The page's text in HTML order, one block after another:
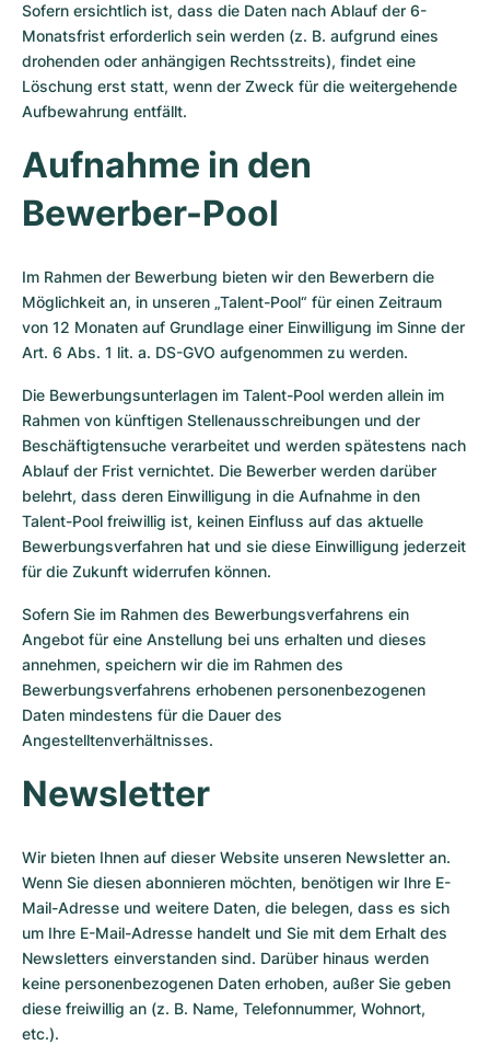
Sofern ersichtlich ist, dass die Daten nach Ablauf der 6-
Monatsfrist erforderlich sein werden (z. B. aufgrund eines
drohenden oder anhängigen Rechtsstreits), findet eine
Löschung erst statt, wenn der Zweck für die weitergehende
Aufbewahrung entfällt.
Aufnahme in den
Bewerber-Pool
Im Rahmen der Bewerbung bieten wir den Bewerbern die
Möglichkeit an, in unseren „Talent-Pool“ für einen Zeitraum
von 12 Monaten auf Grundlage einer Einwilligung im Sinne der
Art. 6 Abs. 1 lit. a. DS-GVO aufgenommen zu werden.
Die Bewerbungsunterlagen im Talent-Pool werden allein im
Rahmen von künftigen Stellenausschreibungen und der
Beschäftigtensuche verarbeitet und werden spätestens nach
Ablauf der Frist vernichtet. Die Bewerber werden darüber
belehrt, dass deren Einwilligung in die Aufnahme in den
Talent-Pool freiwillig ist, keinen Einfluss auf das aktuelle
Bewerbungsverfahren hat und sie diese Einwilligung jederzeit
für die Zukunft widerrufen können.
Sofern Sie im Rahmen des Bewerbungsverfahrens ein
Angebot für eine Anstellung bei uns erhalten und dieses
annehmen, speichern wir die im Rahmen des
Bewerbungsverfahrens erhobenen personenbezogenen
Daten mindestens für die Dauer des
Angestelltenverhältnisses.
Newsletter
Wir bieten Ihnen auf dieser Website unseren Newsletter an.
Wenn Sie diesen abonnieren möchten, benötigen wir Ihre E-
Mail-Adresse und weitere Daten, die belegen, dass es sich
um Ihre E-Mail-Adresse handelt und Sie mit dem Erhalt des
Newsletters einverstanden sind. Darüber hinaus werden
keine personenbezogenen Daten erhoben, außer Sie geben
diese freiwillig an (z. B. Name, Telefonnummer, Wohnort,
etc.).